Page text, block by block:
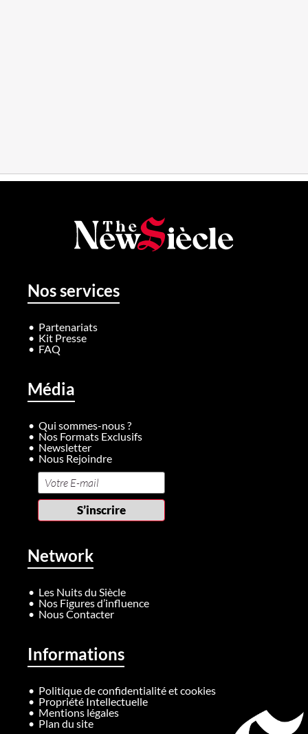
Nos services
Partenariats
Kit Presse
FAQ
Média
Qui sommes-nous ?
Nos Formats Exclusifs
Newsletter
Nous Rejoindre
Network
Les Nuits du Siècle
Nos Figures d’influence
Nous Contacter
Informations
Politique de confidentialité et cookies
Propriété Intellectuelle
Mentions légales
Plan du site